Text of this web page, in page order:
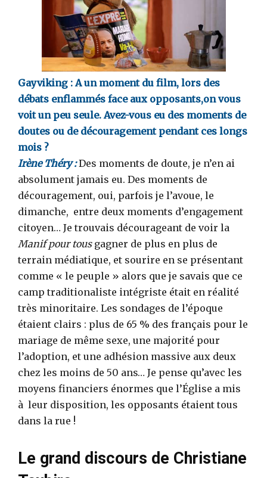
Gayviking : A un moment du film, lors des
débats enflammés face aux opposants,on vous
voit un peu seule. Avez-vous eu des moments de
doutes ou de découragement pendant ces longs
mois ?
Irène Théry :Des moments de doute, je n’en ai
absolument jamais eu. Des moments de
découragement, oui, parfois je l’avoue, le
dimanche, entre deux moments d’engagement
citoyen… Je trouvais décourageant de voir la
Manif pour tousgagner de plus en plus de
terrain médiatique, et sourire en se présentant
comme « le peuple » alors que je savais que ce
camp traditionaliste intégriste était en réalité
très minoritaire. Les sondages de l’époque
étaient clairs : plus de 65 % des français pour le
mariage de même sexe, une majorité pour
l’adoption, et une adhésion massive aux deux
chez les moins de 50 ans… Je pense qu’avec les
moyens financiers énormes que l’Église a mis
à leur disposition, les opposants étaient tous
dans la rue !
Le grand discours de Christiane